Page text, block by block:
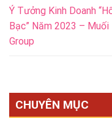
Ý Tưởng Kinh Doanh
Bạc” Năm 2023 – Muối
Group
CHUYÊN MỤC